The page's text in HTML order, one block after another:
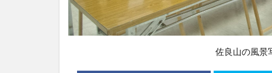
佐良山の風景